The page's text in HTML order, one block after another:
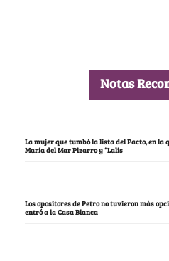
Notas
La mujer que tumbó la lista del Pacto, en la
María del Mar Pizarro y “Lalis
Los opositores de Petro no tuvieron más
entró a la Casa Blanca